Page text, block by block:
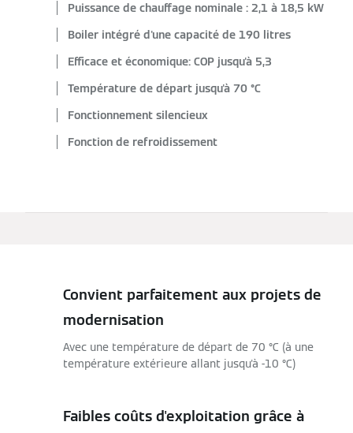
Puissance de chauffage nominale : 2,1 à 18,5 kW
Boiler intégré d'une capacité de 190 litres
Efficace et économique: COP jusqu'à 5,3
Température de départ jusqu'à 70 °C
Fonctionnement silencieux
Fonction de refroidissement
Convient parfaitement aux projets de
modernisation
Avec une température de départ de 70 °C (à une
température extérieure allant jusqu'à -10 °C)
Faibles coûts d'exploitation grâce à